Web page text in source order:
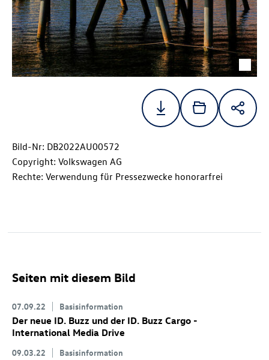
Bild-Nr: DB2022AU00572
Copyright: Volkswagen AG
Rechte: Verwendung für Pressezwecke honorarfrei
Seiten mit diesem Bild
07.09.22 Basisinformation
Der neue ID. Buzz und der ID. Buzz Cargo -
International Media Drive
09.03.22 Basisinformation